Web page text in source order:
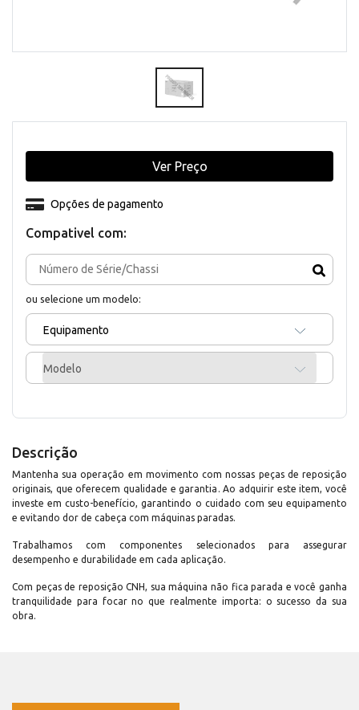
Compativel com:
ou selecione um modelo:
Equipamento
Modelo
Opções de pagamento
Ver Preço
Descrição
Mantenha sua operação em movimento com nossas peças de reposição
originais, que oferecem qualidade e garantia. Ao adquirir este item, você
investe em custo-benefício, garantindo o cuidado com seu equipamento
e evitando dor de cabeça com máquinas paradas.
Trabalhamos com componentes selecionados para assegurar
desempenho e durabilidade em cada aplicação.
Com peças de reposição CNH, sua máquina não fica parada e você ganha
tranquilidade para focar no que realmente importa: o sucesso da sua
obra.